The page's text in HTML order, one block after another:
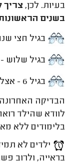
בעיות. לכן,
בשנים
בגיל חצי
בגיל שלוש
בגיל 6 - אצל אופטומטריסט
הבדיקה
לוודא שהילד
בלימודים ללא
ילדים לא
בראייה, ולרוב